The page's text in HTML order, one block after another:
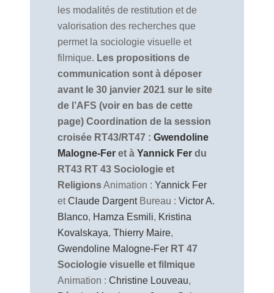
les modalités de restitution et de
valorisation des recherches que
permet la sociologie visuelle et
filmique. Les propositions de
communication sont à déposer
avant le 30 janvier 2021 sur le site
de l’AFS (voir en bas de cette
page) Coordination de la session
croisée RT43/RT47 : Gwendoline
Malogne-Fer et à Yannick Fer du
RT43 RT 43 Sociologie et
ReligionsAnimation : Yannick Fer
etClaude DargentBureau : Victor A.
Blanco, Hamza Esmili, Kristina
Kovalskaya, Thierry Maire,
Gwendoline Malogne-Fer RT 47
Sociologie visuelle et filmique
Animation : Christine Louveau,